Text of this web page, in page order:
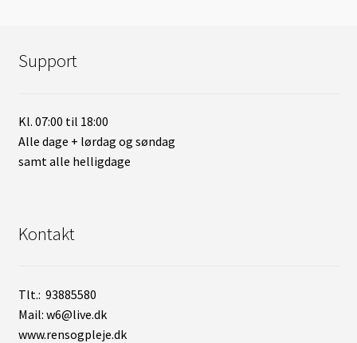
Support
Kl. 07:00 til 18:00
Alle dage + lørdag og søndag
samt alle helligdage
Kontakt
Tlt.: 93885580
Mail: w6@live.dk
www.rensogpleje.dk